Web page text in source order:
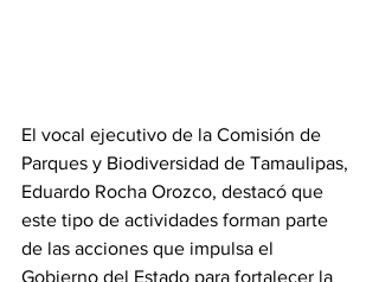
El vocal ejecutivo de la Comisión de
Parques y Biodiversidad de Tamaulipas,
Eduardo Rocha Orozco, destacó que
este tipo de actividades forman parte
de las acciones que impulsa el
Gobierno del Estado para fortalecer la